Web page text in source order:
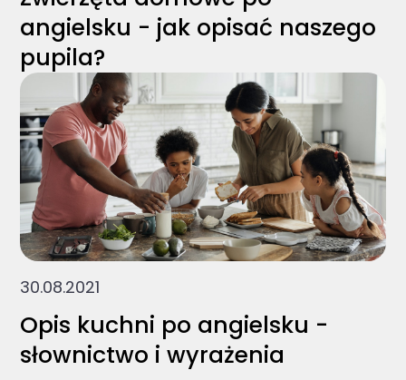
angielsku - jak opisać naszego
pupila?
30.08.2021
Opis kuchni po angielsku -
słownictwo i wyrażenia